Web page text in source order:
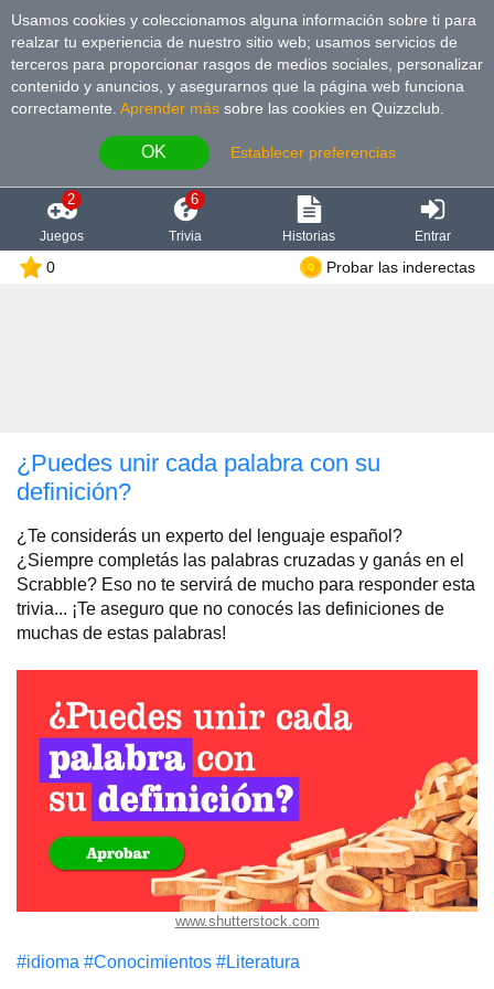
Usamos cookies y coleccionamos alguna información sobre ti para
realzar tu experiencia de nuestro sitio web; usamos servicios de
terceros para proporcionar rasgos de medios sociales, personalizar
contenido y anuncios, y asegurarnos que la página web funciona
correctamente. Aprender más sobre las cookies en Quizzclub.
OK Establecer preferencias
2
Juegos
6
Trivia Historias Entrar
0 Probar las inderectas
¿Puedes unir cada palabra con su
definición?
¿Te considerás un experto del lenguaje español?
¿Siempre completás las palabras cruzadas y ganás en el
Scrabble? Eso no te servirá de mucho para responder esta
trivia... ¡Te aseguro que no conocés las definiciones de
muchas de estas palabras!
www.shutterstock.com
#idioma #Conocimientos #Literatura